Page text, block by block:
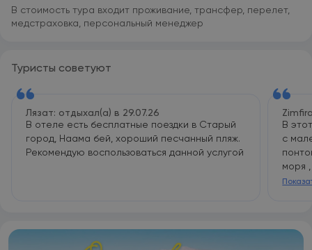
В стоимость тура входит проживание, трансфер, перелет,
медстраховка, персональный менеджер
Туристы советуют
Лязат: отдыхал(а) в 29.07.26
В отеле есть бесплатные поездки в Старый
город, Наама бей, хороший песчанный пляж.
Рекомендую воспользоваться данной услугой
В
с
моря
и эта